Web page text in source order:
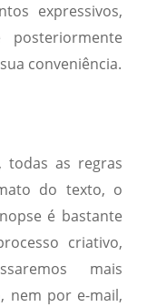
expressivos,
conveniência.
todas as regras
do texto, o
é bastante
criativo,
mais
nem por e-mail,